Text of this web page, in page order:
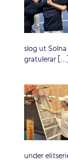
slog ut
gratulerar [...]
under